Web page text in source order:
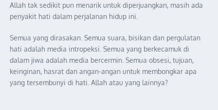
Allah tak sedikit pun menarik untuk diperjuangkan, masih ada
penyakit hati dalam perjalanan hidup ini.
Semua yang dirasakan. Semua suara, bisikan dan pergulatan
hati adalah media intropeksi. Semua yang berkecamuk di
dalam jiwa adalah media bercermin. Semua obsesi, tujuan,
keinginan, hasrat dan angan-angan untuk membongkar apa
yang tersembunyi di hati. Allah atau yang lainnya?